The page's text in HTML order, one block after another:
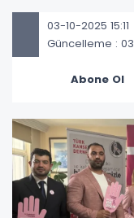
03-10-2025 15:11
Güncelleme :
Abone Ol